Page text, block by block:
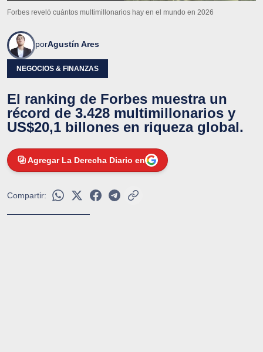
Forbes reveló cuántos multimillonarios hay en el mundo en 2026
porAgustín Ares
NEGOCIOS & FINANZAS
El ranking de Forbes muestra un
récord de 3.428 multimillonarios y
US$20,1 billones en riqueza global.
Agregar La Derecha Diario en
Compartir: